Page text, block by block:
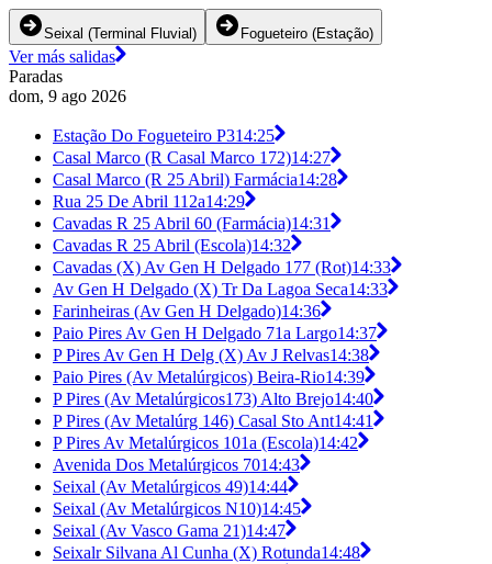
Seixal (Terminal Fluvial) Fogueteiro (Estação)
Ver más salidas
Paradas
dom, 9 ago 2026
Estação Do Fogueteiro P314:25
Casal Marco (R Casal Marco 172)14:27
Casal Marco (R 25 Abril) Farmácia14:28
Rua 25 De Abril 112a14:29
Cavadas R 25 Abril 60 (Farmácia)14:31
Cavadas R 25 Abril (Escola)14:32
Cavadas (X) Av Gen H Delgado 177 (Rot)14:33
Av Gen H Delgado (X) Tr Da Lagoa Seca14:33
Farinheiras (Av Gen H Delgado)14:36
Paio Pires Av Gen H Delgado 71a Largo14:37
P Pires Av Gen H Delg (X) Av J Relvas14:38
Paio Pires (Av Metalúrgicos) Beira-Rio14:39
P Pires (Av Metalúrgicos173) Alto Brejo14:40
P Pires (Av Metalúrg 146) Casal Sto Ant14:41
P Pires Av Metalúrgicos 101a (Escola)14:42
Avenida Dos Metalúrgicos 7014:43
Seixal (Av Metalúrgicos 49)14:44
Seixal (Av Metalúrgicos N10)14:45
Seixal (Av Vasco Gama 21)14:47
Seixalr Silvana Al Cunha (X) Rotunda14:48